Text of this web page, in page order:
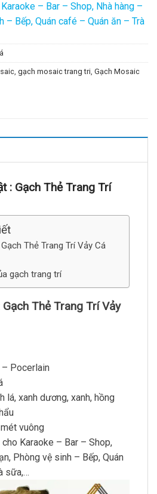
– Bar – Shop, Nhà hàng –
– Bếp, Quán café – Quán ăn – Trà
, gạch mosaic trang tri, Gạch Mosaic
: Gạch Thẻ Trang Trí
Thẻ Trang Trí Vảy Cá
gạch trang trí
Gạch Thẻ Trang Trí Vảy
– Pocerlain
lá, xanh dương, xanh, hồng
vuông
Karaoke – Bar – Shop,
Phòng vệ sinh – Bếp, Quán
sữa,…